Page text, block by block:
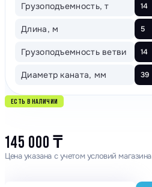
Грузоподъемность, т 14
Длина, м 5
Грузоподъемность ветви 14
Диаметр каната, мм 39
ЕСТЬ В НАЛИЧИИ
145 000 ₸
Цена указана с учетом условий магазина